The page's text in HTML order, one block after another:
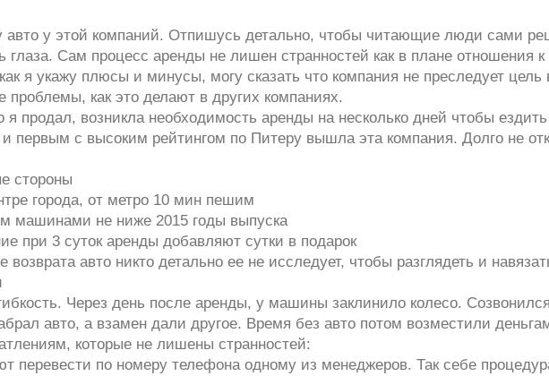
авто у этой компаний. Отпишусь детально, чтобы читающие люди сами
Сам процесс аренды не лишен странностей как в плане отношения к
я укажу плюсы и минусы, могу сказать что компания не преследует цель
проблемы, как это делают в других компаниях.
я продал, возникла необходимость аренды на несколько дней чтобы
первым с высоким рейтингом по Питеру вышла эта компания. Долго не
стороны
города, от метро 10 мин пешим
машинами не ниже 2015 годы выпуска
при 3 суток аренды добавляют сутки в подарок
возврата авто никто детально ее не исследует, чтобы разглядеть и
Через день после аренды, у машины заклинило колесо.
авто, а взамен дали другое. Время без авто потом возместили
которые не лишены странностей:
перевести по номеру телефона одному из менеджеров. Так себе